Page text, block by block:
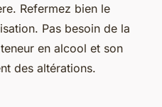
Refermez bien le
Pas besoin de la
en alcool et son
des altérations.